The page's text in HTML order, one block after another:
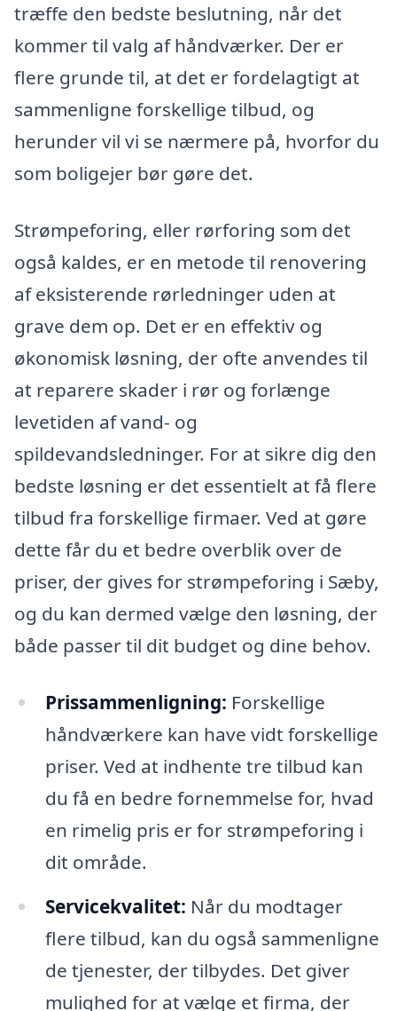
træffe den bedste beslutning, når det
kommer til valg af håndværker. Der er
flere grunde til, at det er fordelagtigt at
sammenligne forskellige tilbud, og
herunder vil vi se nærmere på, hvorfor du
som boligejer bør gøre det.
Strømpeforing, eller rørforing som det
også kaldes, er en metode til renovering
af eksisterende rørledninger uden at
grave dem op. Det er en effektiv og
økonomisk løsning, der ofte anvendes til
at reparere skader i rør og forlænge
levetiden af vand- og
spildevandsledninger. For at sikre dig den
bedste løsning er det essentielt at få flere
tilbud fra forskellige firmaer. Ved at gøre
dette får du et bedre overblik over de
priser, der gives for strømpeforing i Sæby,
og du kan dermed vælge den løsning, der
både passer til dit budget og dine behov.
Prissammenligning: Forskellige
håndværkere kan have vidt forskellige
priser. Ved at indhente tre tilbud kan
du få en bedre fornemmelse for, hvad
en rimelig pris er for strømpeforing i
dit område.
Servicekvalitet: Når du modtager
flere tilbud, kan du også sammenligne
de tjenester, der tilbydes. Det giver
mulighed for at vælge et firma, der